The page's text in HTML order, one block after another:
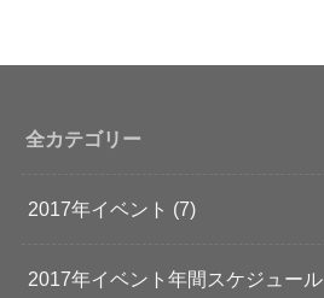
全カテゴリー
2017年イベント (7)
2017年イベント年間スケジュール